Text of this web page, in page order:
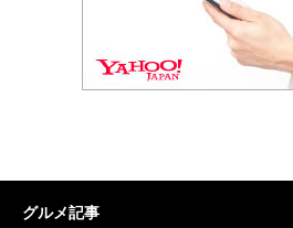
グルメ記事